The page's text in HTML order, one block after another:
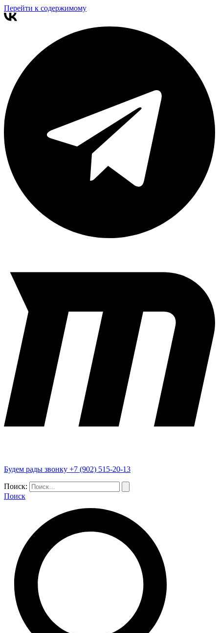
Перейти к содержимому
Будем рады звонку +7 (902) 515-20-13
Поиск:
Поиск